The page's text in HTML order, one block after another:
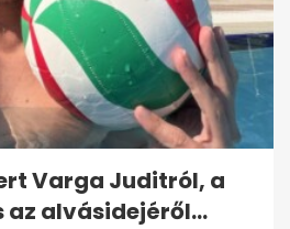
Varga Juditról, a
az alvásidejéről...